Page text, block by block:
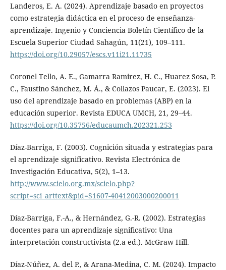
Landeros, E. A. (2024). Aprendizaje basado en proyectos
como estrategia didáctica en el proceso de enseñanza-
aprendizaje. Ingenio y Conciencia Boletín Científico de la
Escuela Superior Ciudad Sahagún, 11(21), 109–111.
https://doi.org/10.29057/escs.v11i21.11735
Coronel Tello, A. E., Gamarra Ramirez, H. C., Huarez Sosa, P.
C., Faustino Sánchez, M. Á., & Collazos Paucar, E. (2023). El
uso del aprendizaje basado en problemas (ABP) en la
educación superior. Revista EDUCA UMCH, 21, 29–44.
https://doi.org/10.35756/educaumch.202321.253
Díaz-Barriga, F. (2003). Cognición situada y estrategias para
el aprendizaje significativo. Revista Electrónica de
Investigación Educativa, 5(2), 1–13.
http://www.scielo.org.mx/scielo.php?
script=sci_arttext&pid=S1607-40412003000200011
Díaz-Barriga, F.-A., & Hernández, G.-R. (2002). Estrategias
docentes para un aprendizaje significativo: Una
interpretación constructivista (2.a ed.). McGraw Hill.
Díaz-Núñez, A. del P., & Arana-Medina, C. M. (2024). Impacto